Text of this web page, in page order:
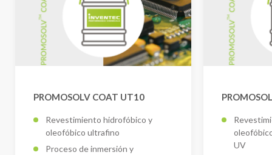
PROMOSOLV COAT UT10
Revestimiento hidrofóbico y
oleofóbico ultrafino
Proceso de inmersión y
UV